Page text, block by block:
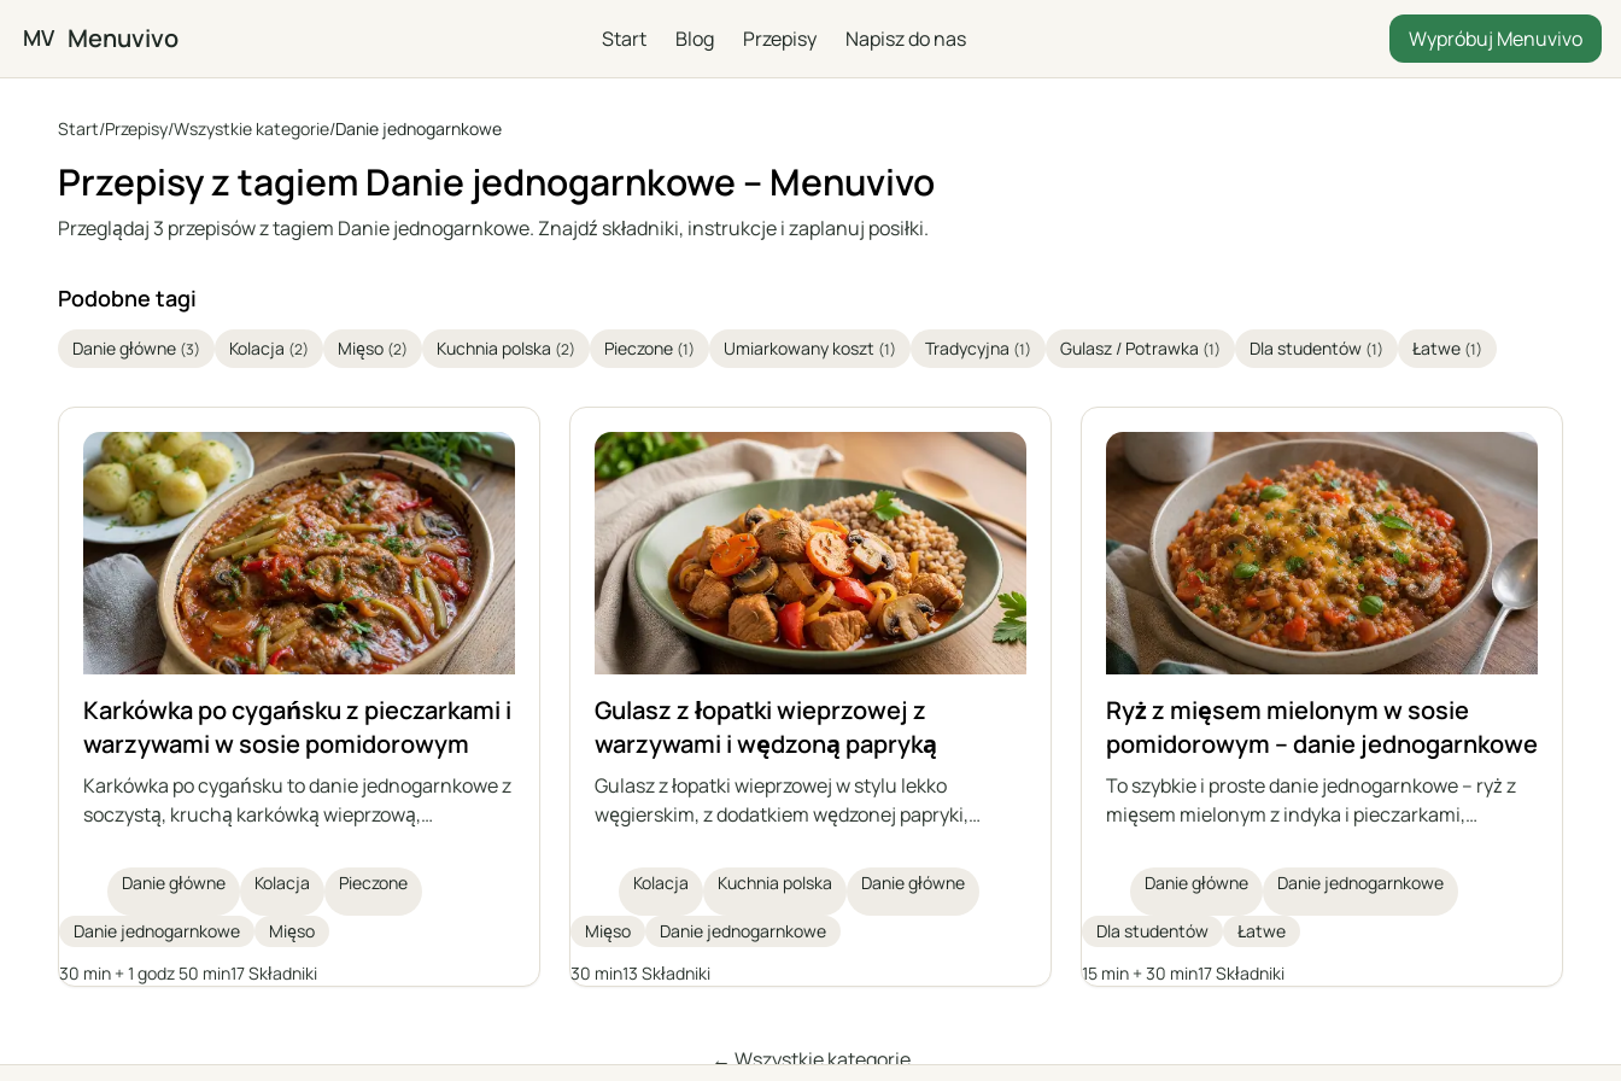
Przejdź do głównej treści
MV Menuvivo Start Blog Przepisy Napisz do nas Wypróbuj Menuvivo
Start/Przepisy/Wszystkie kategorie/Danie jednogarnkowe
Przepisy z tagiem Danie jednogarnkowe – Menuvivo
Przeglądaj 3 przepisów z tagiem Danie jednogarnkowe. Znajdź składniki, instrukcje i zaplanuj posiłki.
Podobne tagi
Danie główne (3) Kolacja (2) Mięso (2) Kuchnia polska (2) Pieczone (1) Umiarkowany koszt (1) Tradycyjna (1) Gulasz / Potrawka (1) Dla studentów (1) Łatwe (1)
Karkówka po cygańsku z pieczarkami i
warzywami w sosie pomidorowym
Karkówka po cygańsku to danie jednogarnkowe z
soczystą, kruchą karkówką wieprzową,
papryką konserwową, duszone w aromatycznym,
lekko kwaśnym sosie pomidorowym. Idealne na
rodzinny obiad lub przyjęcie, serwowane z
ziemniakami.
Danie główne Kolacja Pieczone
Danie jednogarnkowe
Mięso
30 min + 1 godz 50 min17 Składniki
Gulasz z łopatki wieprzowej z
warzywami i wędzoną papryką
Gulasz z łopatki wieprzowej w stylu lekko
węgierskim, z dodatkiem wędzonej papryki,
aromatów, idealne na szybki i sycący obiad.
Doskonale smakuje z kaszą, ziemniakami lub
kluskami.
Kolacja Kuchnia polska Danie główne
Mięso
Danie jednogarnkowe
30 min13 Składniki
Ryż z mięsem mielonym w sosie
pomidorowym – danie jednogarnkowe
To szybkie i proste danie jednogarnkowe – ryż z
mięsem mielonym z indyka i pieczarkami,
Idealne na obiad lub jako farsz do tortilli,
naleśników lub piadiny, a następnego dnia
smakuje jeszcze lepiej, gdy zgęstnieje.
Danie główne Danie jednogarnkowe
Dla studentów
Łatwe
15 min + 30 min17 Składniki
← Wszystkie kategorie